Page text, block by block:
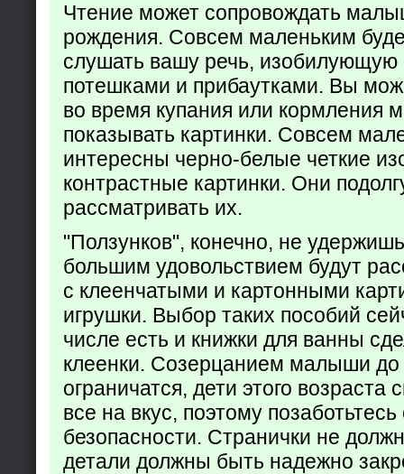
Чтение может сопровождать
рождения. Совсем маленьким
слушать вашу речь,
потешками и прибаутками. Вы
во время купания или кормления
показывать картинки. Совсем
интересны черно-белые четкие
контрастные картинки. Они
рассматривать их.
"Ползунков", конечно, не
большим удовольствием будут
с клеенчатыми и картонными
игрушки. Выбор таких пособий
числе есть и книжки для ванны
клеенки. Созерцанием малыши до
ограничатся, дети этого возраста
все на вкус, поэтому позаботьтесь
безопасности. Странички не
детали должны быть надежно